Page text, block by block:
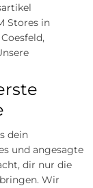
Stores in
dein
und angesagte
dir nur die
Wir